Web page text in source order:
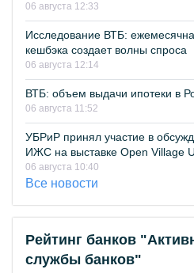
06 августа 12:33
Исследование ВТБ:
кешбэка создает волны спроса
06 августа 12:14
ВТБ: объем выдачи ипотеки в
06 августа 11:52
УБРиР принял участие в
ИЖС на выставке Open Village
06 августа 10:40
Все новости
Рейтинг банков
службы банков"